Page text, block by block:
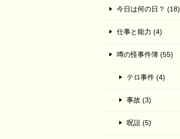
今日は何の日？ (18)
仕事と能力 (4)
噂の怪事件簿 (55)
テロ事件 (4)
事故 (3)
呪詛 (5)